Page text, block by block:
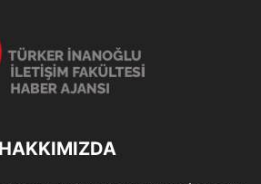
HAKKIMIZDA